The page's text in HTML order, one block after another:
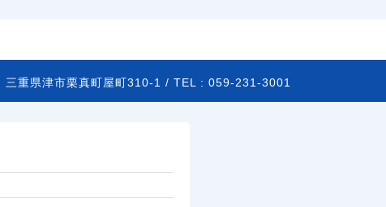
三重県津市栗真町屋町310-1 / TEL : 059-231-3001